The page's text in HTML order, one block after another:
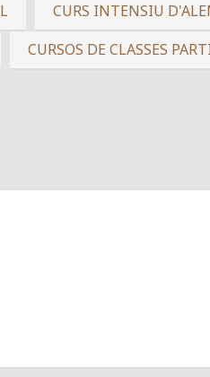
CURS INTENSIU
CURSOS DE CLASSES